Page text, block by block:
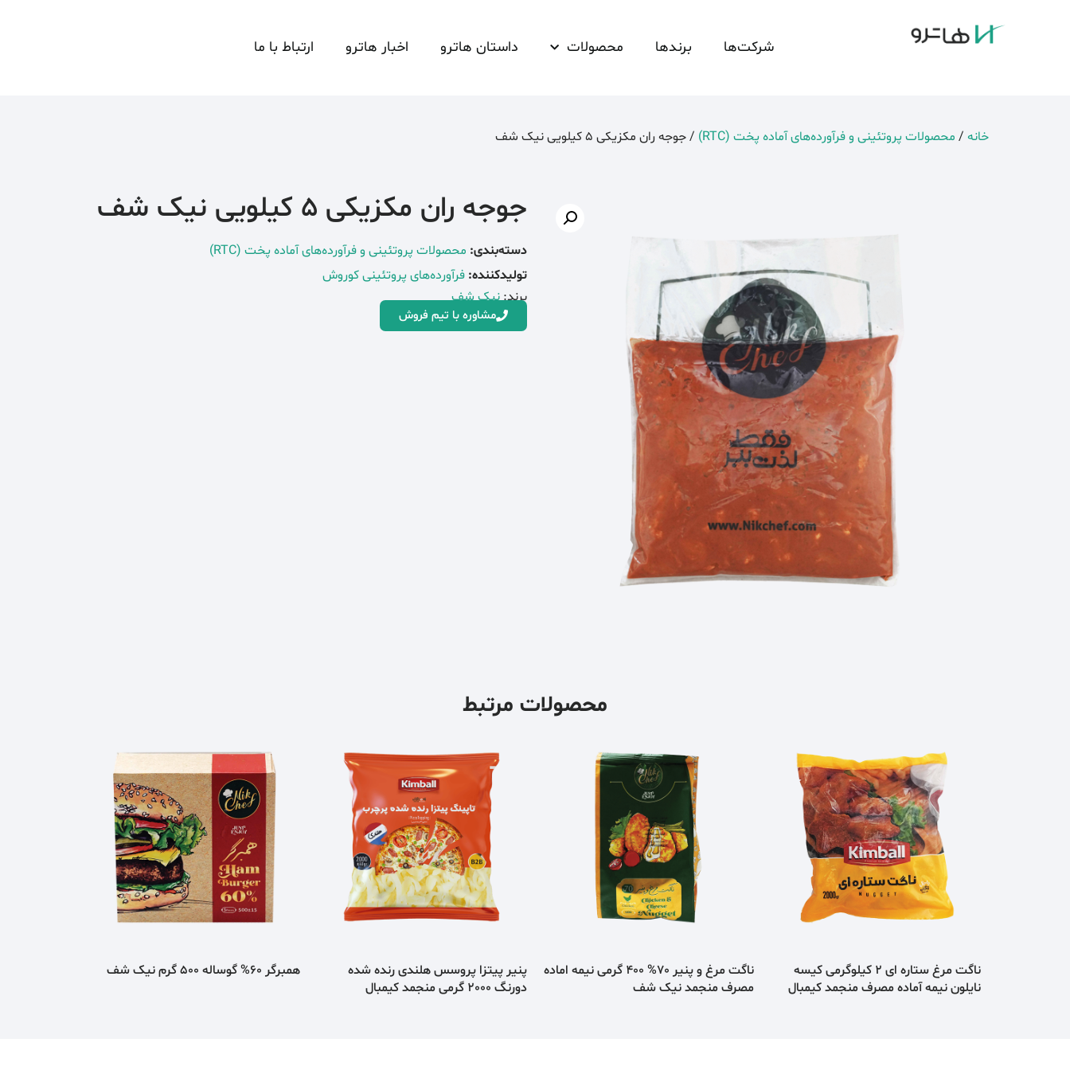
شرکت‌ها برندها محصولات داستان هاترو اخبار هاترو ارتباط با ما
خانه / محصولات پروتئینی و فرآورده‌های آماده پخت (RTC) / جوجه ران مکزیکی 5 کیلویی نیک شف
جوجه ران مکزیکی 5 کیلویی نیک شف
دسته‌بندی: محصولات پروتئینی و فرآورده‌های آماده پخت (RTC)
تولیدکننده: فرآورده‌های پروتئینی کوروش
برند:نیک شف
مشاوره با تیم فروش
محصولات مرتبط
ناگت مرغ ستاره ای 2 كيلوگرمی كيسه
نايلون نيمه آماده مصرف منجمد كيمبال
ناگت مرغ و پنیر 70% 400 گرمی نیمه اماده
مصرف منجمد نیک شف
پنير پيتزا پروسس هلندی رنده شده
دورنگ 2000 گرمی منجمد كيمبال
همبرگر 60% گوساله 500 گرم نيک شف